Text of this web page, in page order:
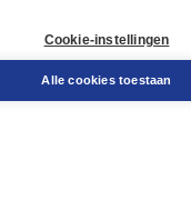
Cookie-instellingen
Alle cookies toestaan